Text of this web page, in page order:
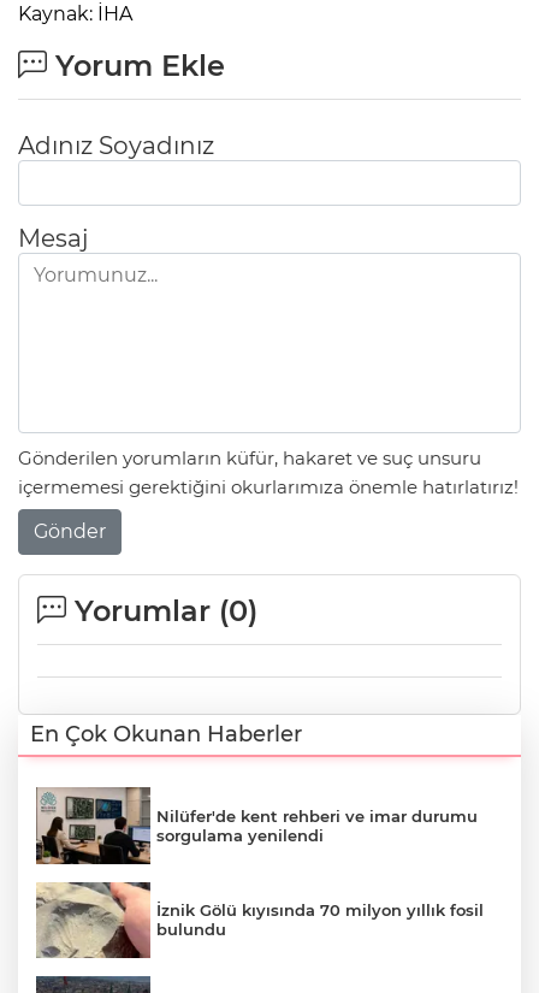
Kaynak: İHA
Yorum Ekle
Adınız Soyadınız
Mesaj
Gönderilen yorumların küfür, hakaret ve suç unsuru
içermemesi gerektiğini okurlarımıza önemle hatırlatırız!
Gönder
Yorumlar (0)
En Çok Okunan Haberler
Nilüfer'de kent rehberi ve imar durumu
sorgulama yenilendi
İznik Gölü kıyısında 70 milyon yıllık fosil
bulundu